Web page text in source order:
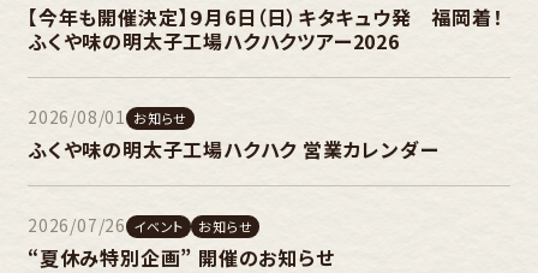
【今年も開催決定】９月6日（日）キタキュウ発 福岡着！
ふくや味の明太子工場ハクハクツアー2026
2026/08/01 お知らせ
ふくや味の明太子工場ハクハク 営業カレンダー
2026/07/26 イベント お知らせ
“夏休み特別企画” 開催のお知らせ